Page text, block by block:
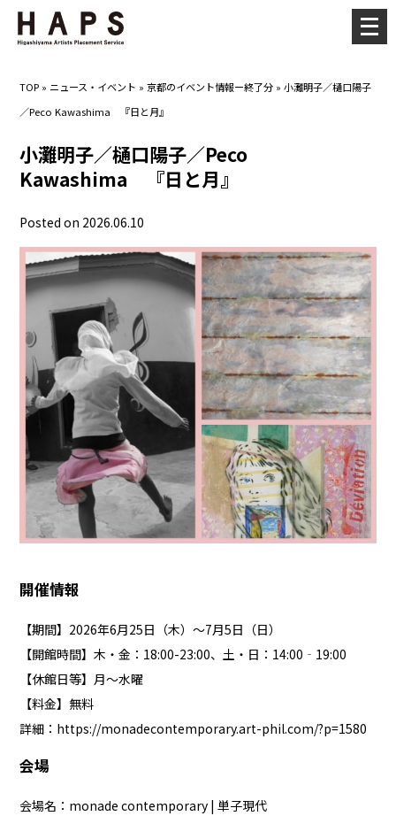
TOP » ニュース・イベント »京都のイベント情報ー終了分 »小灘明子／樋口陽子
／Peco Kawashima 『日と月』
小灘明子／樋口陽子／Peco
Kawashima 『日と月』
Posted on 2026.06.10
開催情報
【期間】2026年6月25日（木）～7月5日（日）
【開館時間】木・金：18:00-23:00、土・日：14:00‐19:00
【休館日等】月〜水曜
【料金】無料
詳細： https://monadecontemporary.art-phil.com/?p=1580
会場
会場名：monade contemporary | 単子現代
メ
ニ
ー